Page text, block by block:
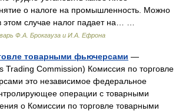
о налоге на промышленность. Можно
этом случае налог падает на… …
Ф.А. Брокгауза и И.А. Ефрона
товарными фьючерсами —
Trading Commission) Комиссия по торговле
это независимое федеральное
операции с товарными
о Комиссии по торговле товарными